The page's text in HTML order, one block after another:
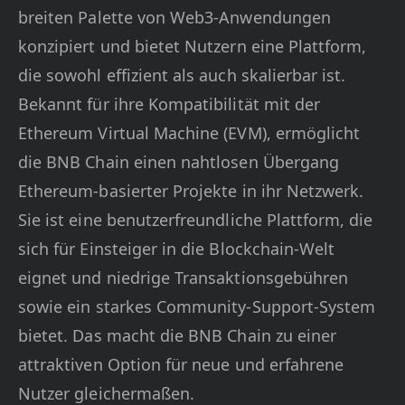
breiten Palette von Web3-Anwendungen
konzipiert und bietet Nutzern eine Plattform,
die sowohl effizient als auch skalierbar ist.
Bekannt für ihre Kompatibilität mit der
Ethereum Virtual Machine (EVM), ermöglicht
die BNB Chain einen nahtlosen Übergang
Ethereum-basierter Projekte in ihr Netzwerk.
Sie ist eine benutzerfreundliche Plattform, die
sich für Einsteiger in die Blockchain-Welt
eignet und niedrige Transaktionsgebühren
sowie ein starkes Community-Support-System
bietet. Das macht die BNB Chain zu einer
attraktiven Option für neue und erfahrene
Nutzer gleichermaßen.